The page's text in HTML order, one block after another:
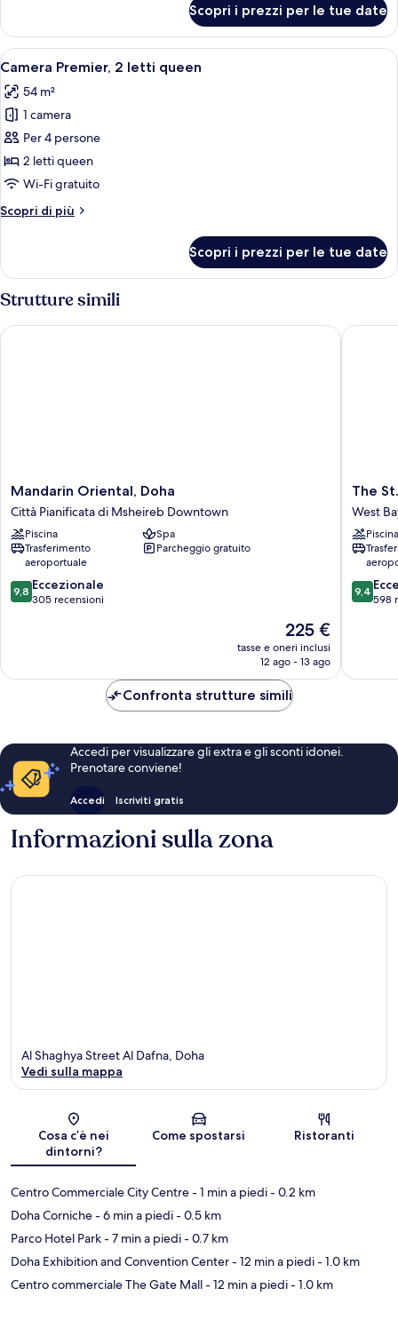
Premier,
letti
(Grand)
Scopri i prezzi per le tue date
Apri
tutte
le
foto
per
Camera
Premier,
letti
Una camera d'albergo con un letto,
7
Camera Premier, 2 letti queen
54 m²
1 camera
Per 4 persone
2 letti queen
Wi-Fi gratuito
Scopri di più
Altri
Premier,
letti
Scopri i prezzi per le tue date
Strutture simili
Mandarin
Oriental,
Doha
Città
Pianificata
Msheireb
Downtown
Mandarin Oriental, Doha
Città Pianificata di Msheireb Downtown
Piscina
Spa
Trasferimento
aeroportuale
Parcheggio gratuito
9.8
su
9,8 Eccezionale
305 recensioni
Il
prezzo
attuale
225 €
225 €
tasse e oneri inclusi
12 ago - 13 ago
Mandarin Oriental, Doha
The
St.
Regis
Doha
West
Bay
The
West
Piscina
9.4
su
9,4
598
The St.
Confronta strutture simili
Accedi per visualizzare gli extra e gli sconti idonei.
Prenotare conviene!
Accedi Iscriviti gratis
Informazioni sulla zona
Mappa
Al Shaghya Street Al Dafna, Doha
Vedi sulla mappa
Cosa c’è nei
dintorni?
Come spostarsi Ristoranti
Centro Commerciale City Centre- 1 min a piedi- 0.2 km
Doha Corniche- 6 min a piedi- 0.5 km
Parco Hotel Park- 7 min a piedi- 0.7 km
Doha Exhibition and Convention Center- 12 min a piedi- 1.0 km
Centro commerciale The Gate Mall- 12 min a piedi- 1.0 km